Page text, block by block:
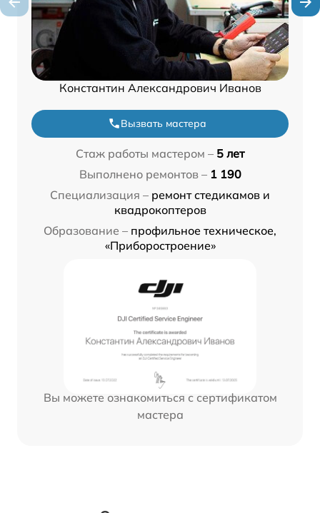
Константин Александрович Иванов
Вызвать мастера
Стаж работы мастером – 5 лет
Выполнено ремонтов – 1 190
Специализация – ремонт стедикамов и
квадрокоптеров
Образование – профильное техническое,
«Приборостроение»
Вы можете ознакомиться с сертификатом
мастера